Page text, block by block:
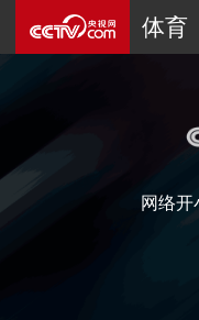
体育
网络